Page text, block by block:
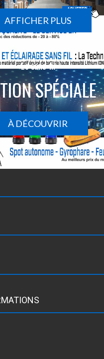
AFFICHER PLUS
Le sans-fil
SPÉCIALE
À DÉCOUVRIR